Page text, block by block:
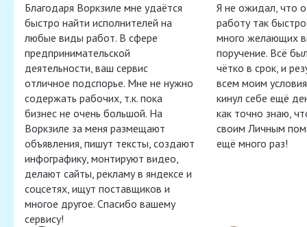
Благодаря Воркзиле мне удаётся
быстро найти исполнителей на
любые виды работ. В сфере
предпринимательской
деятельности, ваш сервис
отличное подспорье. Мне не нужно
содержать рабочих, т.к. пока
бизнес не очень большой. На
Воркзиле за меня размещают
объявления, пишут тексты, создают
инфографику, монтируют видео,
делают сайты, рекламу в яндексе и
соцсетях, ищут поставщиков и
многое другое. Спасибо вашему
сервису!
Я не ожидал, что
работу так
много желающих
поручение. Всё
чётко в срок, и
всем моим
кинул себе ещё
как точно знаю,
своим Личным
ещё много раз!